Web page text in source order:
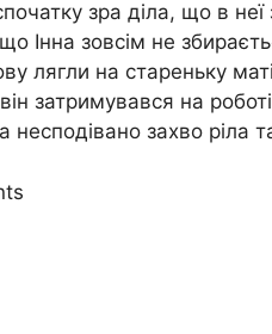
зра діла, що в неї
що Інна зовсім не
лягли на стареньку
затримувався на
несподівано захво ріла